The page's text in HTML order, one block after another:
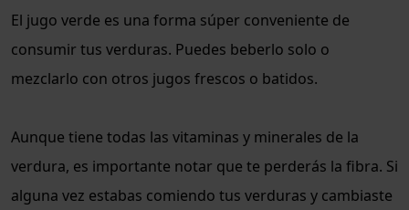
El jugo verde es una forma súper conveniente de
consumir tus verduras. Puedes beberlo solo o
mezclarlo con otros jugos frescos o batidos.
Aunque tiene todas las vitaminas y minerales de la
verdura, es importante notar que te perderás la fibra. Si
alguna vez estabas comiendo tus verduras y cambiaste